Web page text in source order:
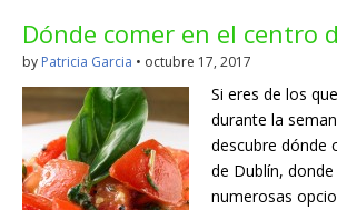
Dónde comer en el centro
by Patricia Garcia • octubre 17, 2017
Si eres de los
durante la
descubre dónde
de Dublín,
numerosas